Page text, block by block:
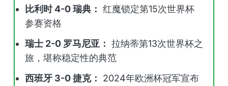
比利时 4-0 瑞典： 红魔锁定第15次世界杯
参赛资格
瑞士 2-0 罗马尼亚： 拉纳蒂第13次世界杯之
旅，堪称稳定性的典范
西班牙 3-0 捷克：
2024年欧洲杯冠军宣布